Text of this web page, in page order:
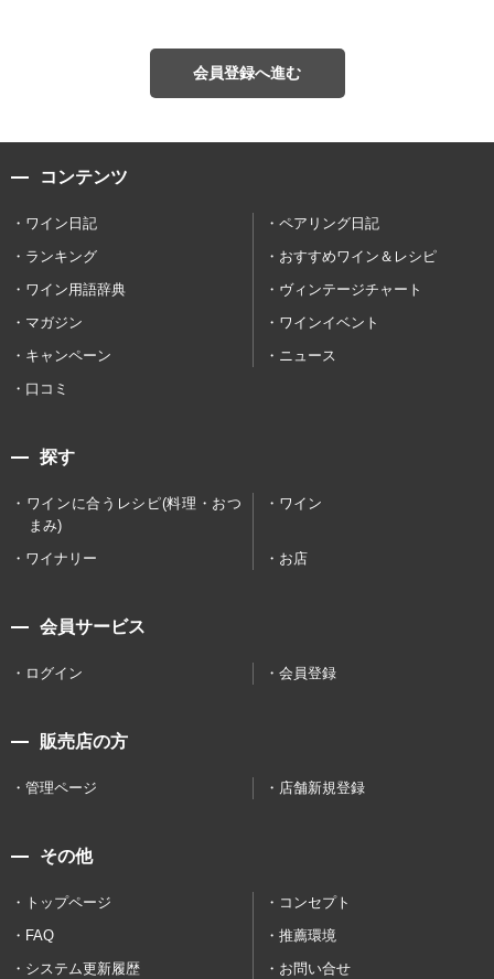
会員登録へ進む
コンテンツ
ワイン日記
ペアリング日記
ランキング
おすすめワイン＆レシピ
ワイン用語辞典
ヴィンテージチャート
マガジン
ワインイベント
キャンペーン
ニュース
口コミ
探す
ワインに合うレシピ(料理・おつ
まみ)
ワイン
ワイナリー お店
会員サービス
ログイン 会員登録
販売店の方
管理ページ 店舗新規登録
その他
トップページ
コンセプト
FAQ
推薦環境
システム更新履歴
お問い合せ